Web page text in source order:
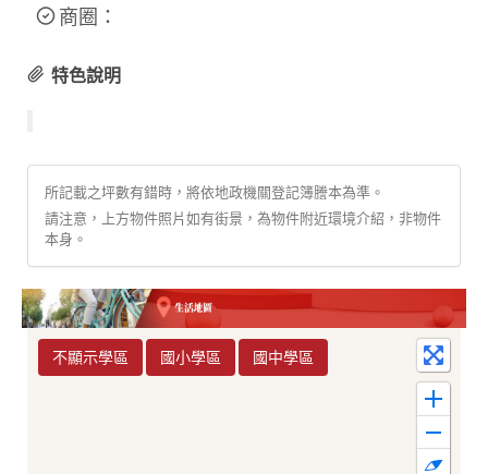
商圈：
特色說明
所記載之坪數有錯時，將依地政機關登記簿謄本為準。
請注意，上方物件照片如有街景，為物件附近環境介紹，非物件
本身。
不顯示學區 國小學區 國中學區